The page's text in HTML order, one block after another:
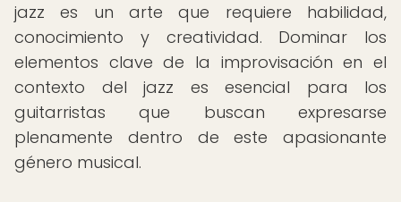
jazz es un arte que requiere habilidad,
conocimiento y creatividad. Dominar los
elementos clave de la improvisación en el
contexto del jazz es esencial para los
guitarristas que buscan expresarse
plenamente dentro de este apasionante
género musical.